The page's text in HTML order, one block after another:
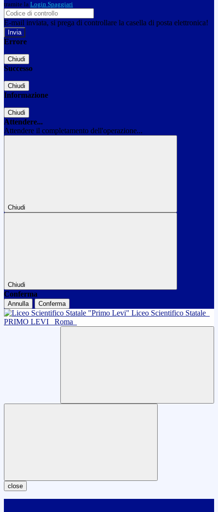
tramite la Login Spaggiari
E-mail inviata, si prega di controllare la casella di posta elettronica!
Errore
Chiudi
Successo
Chiudi
Informazione
Chiudi
Attendere...
Attendere il completamento dell'operazione...
Chiudi
Chiudi
Conferma
Annulla Conferma
Liceo Scientifico Statale
PRIMO LEVI
Roma
close